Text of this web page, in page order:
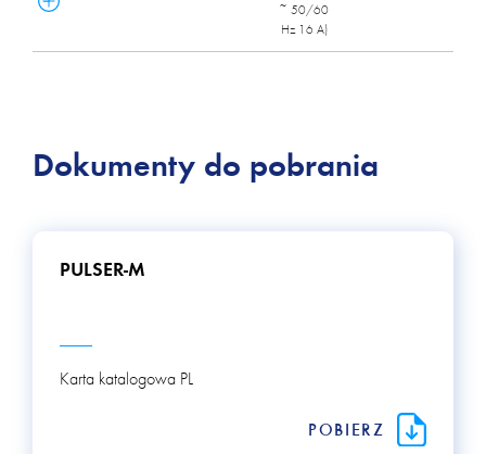
~ 50/60
Hz 16 A)
Dokumenty do pobrania
PULSER-M
Karta katalogowa PL
POBIERZ